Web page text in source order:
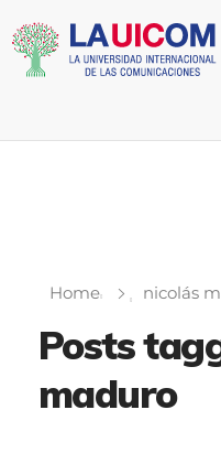
Home nicolás
Posts
maduro